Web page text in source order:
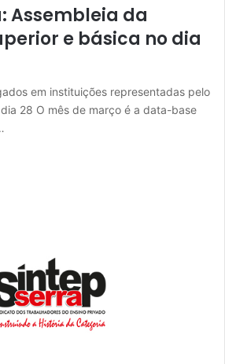
Assembleia da
e básica no dia
em instituições representadas pelo
28 O mês de março é a data-base